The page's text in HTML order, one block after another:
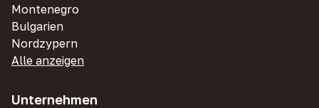
Montenegro
Bulgarien
Nordzypern
Alle anzeigen
Unternehmen